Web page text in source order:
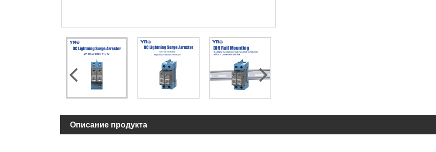
Описание продукта